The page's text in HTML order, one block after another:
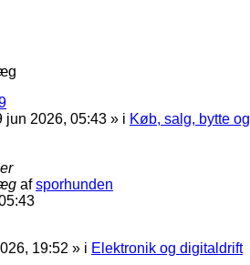
jun 2026, 05:43 » i Køb, salg, bytte og
afsporhunden
19:52 » i Elektronik og digitaldrift